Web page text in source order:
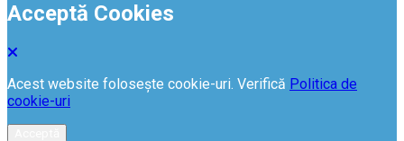
Acceptă Cookies
Acest website folosește cookie-uri. Verifică Politica de
cookie-uri